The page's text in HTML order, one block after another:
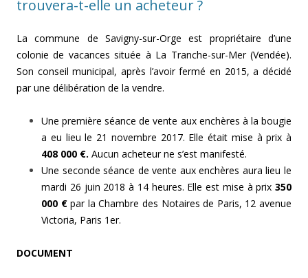
trouvera-t-elle un acheteur ?
La commune de Savigny-sur-Orge est propriétaire d’une
colonie de vacances située à La Tranche-sur-Mer (Vendée).
Son conseil municipal, après l’avoir fermé en 2015, a décidé
par une délibération de la vendre.
Une première séance de vente aux enchères à la bougie
a eu lieu le 21 novembre 2017. Elle était mise à prix à
408 000 €. Aucun acheteur ne s’est manifesté.
Une seconde séance de vente aux enchères aura lieu le
mardi 26 juin 2018 à 14 heures. Elle est mise à prix 350
000 €par la Chambre des Notaires de Paris, 12 avenue
Victoria, Paris 1er.
DOCUMENT